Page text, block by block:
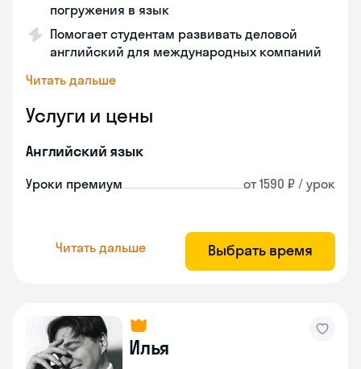
погружения в язык
Помогает студентам развивать деловой
английский для международных компаний
Читать дальше
Услуги и цены
Английский язык
Уроки премиум от 1590 ₽ / урок
Читать дальше Выбрать время
Илья